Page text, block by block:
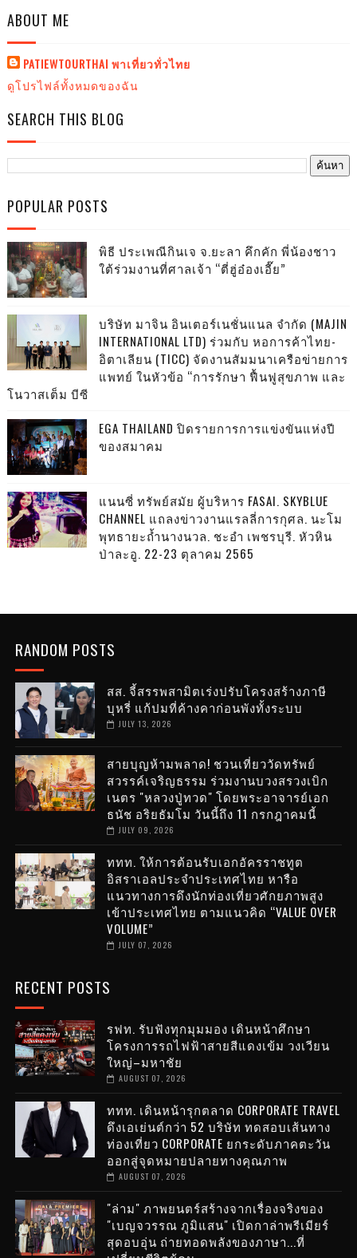
ABOUT ME
PATIEWTOURTHAI พาเที่ยวทั่วไทย
ดูโปรไฟล์ทั้งหมดของฉัน
SEARCH THIS BLOG
POPULAR POSTS
พิธี ประเพณีกินเจ จ.ยะลา คึกคัก พี่น้องชาว
ใต้ร่วมงานที่ศาลเจ้า “ตี่ฮู่อ๋องเอี๊ย”
บริษัท มาจิน อินเตอร์เนชั่นแนล จำกัด (MAJIN
INTERNATIONAL LTD) ร่วมกับ หอการค้าไทย-
อิตาเลียน (TICC) จัดงานสัมมนาเครือข่ายการ
แพทย์ ในหัวข้อ “การรักษา ฟื้นฟูสุขภาพ และ
โนวาสเต็ม บีซี
EGA THAILAND ปิดรายการการแข่งขันแห่งปี
ของสมาคม
แนนซี่ ทรัพย์สมัย ผู้บริหาร FASAI. SKYBLUE
CHANNEL แถลงข่าวงานแรลลี่การกุศล. นะโม
พุทธายะถ้ำนางนวล. ชะอำ เพชรบุรี. หัวหิน
ป่าละอู. 22-23 ตุลาคม 2565
RANDOM POSTS
สส. จี้สรรพสามิตเร่งปรับโครงสร้างภาษี
บุหรี่ แก้ปมที่ค้างคาก่อนพังทั้งระบบ
JULY 13, 2026
สายบุญห้ามพลาด! ชวนเที่ยววัดทรัพย์
สวรรค์เจริญธรรม ร่วมงานบวงสรวงเบิก
เนตร "หลวงปู่ทวด" โดยพระอาจารย์เอก
ธนัช อริยธัมโม วันนี้ถึง 11 กรกฎาคมนี้
JULY 09, 2026
ททท. ให้การต้อนรับเอกอัครราชทูต
อิสราเอลประจำประเทศไทย หารือ
แนวทางการดึงนักท่องเที่ยวศักยภาพสูง
เข้าประเทศไทย ตามแนวคิด “VALUE OVER
VOLUME”
JULY 07, 2026
RECENT POSTS
รฟท. รับฟังทุกมุมมอง เดินหน้าศึกษา
โครงการรถไฟฟ้าสายสีแดงเข้ม วงเวียน
ใหญ่–มหาชัย
AUGUST 07, 2026
ททท. เดินหน้ารุกตลาด CORPORATE TRAVEL
ดึงเอเย่นต์กว่า 52 บริษัท ทดสอบเส้นทาง
ท่องเที่ยว CORPORATE ยกระดับภาคตะวัน
ออกสู่จุดหมายปลายทางคุณภาพ
AUGUST 07, 2026
"ล่าม" ภาพยนตร์สร้างจากเรื่องจริงของ
"เบญจวรรณ ภูมิแสน" เปิดกาล่าพรีเมียร์
สุดอบอุ่น ถ่ายทอดพลังของภาษา...ที่